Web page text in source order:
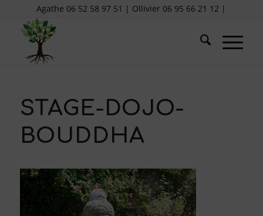
Agathe 06 52 58 97 51 | Ollivier 06 95 66 21 12 |
STAGE-DOJO-
BOUDDHA